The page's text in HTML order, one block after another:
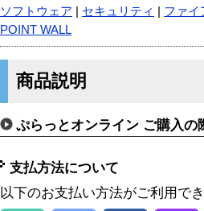
ソフトウェア セキュリティ
ファイ
POINT WALL
商品説明
ぷらっとオンライン ご購入の
支払方法について
以下のお支払い方法がご利用で